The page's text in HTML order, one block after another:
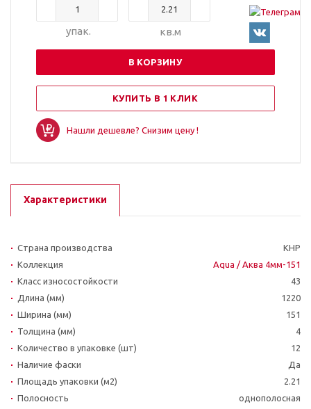
упак. кв.м
В КОРЗИНУ
КУПИТЬ В 1 КЛИК
Нашли дешевле? Снизим цену !
Характеристики
Страна производства
КНР
Коллекция
Aqua / Аква 4мм-151
Класс износостойкости
43
Длина (мм)
1220
Ширина (мм)
151
Толщина (мм)
4
Количество в упаковке (шт)
12
Наличие фаски
Да
Площадь упаковки (м2)
2.21
Полосность
однополосная